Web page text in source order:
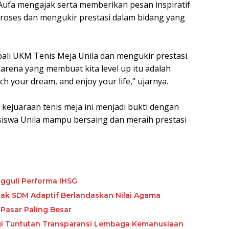
mengajak serta memberikan pesan inspiratif
dan mengukir prestasi dalam bidang yang
UKM Tenis Meja Unila dan mengukir prestasi.
yang membuat kita level up itu adalah
your dream, and enjoy your life,” ujarnya.
tenis meja ini menjadi bukti dengan
Unila mampu bersaing dan meraih prestasi
Performa IHSG
SDM Adaptif Berlandaskan Nilai Agama
Paling Besar
Transparansi Lembaga Kemanusiaan